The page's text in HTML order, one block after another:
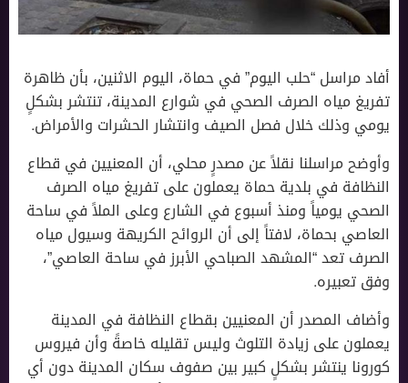
أفاد مراسل “حلب اليوم” في حماة، اليوم الاثنين، بأن ظاهرة
تفريغ مياه الصرف الصحي في شوارع المدينة، تنتشر بشكلٍ
يومي وذلك خلال فصل الصيف وانتشار الحشرات والأمراض.
وأوضح مراسلنا نقلاً عن مصدرٍ محلي، أن المعنيين في قطاع
النظافة في بلدية حماة يعملون على تفريغ مياه الصرف
الصحي يومياً ومنذ أسبوع في الشارع وعلى الملاً في ساحة
العاصي بحماة، لافتاً إلى أن الروائح الكريهة وسيول مياه
الصرف تعد “المشهد الصباحي الأبرز في ساحة العاصي”،
وفق تعبيره.
وأضاف المصدر أن المعنيين بقطاع النظافة في المدينة
يعملون على زيادة التلوث وليس تقليله خاصةً وأن فيروس
كورونا ينتشر بشكلٍ كبير بين صفوف سكان المدينة دون أي